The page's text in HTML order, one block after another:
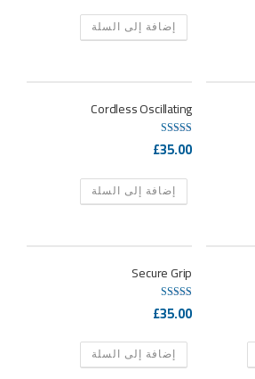
إضافة إلى السلة
Cordless Oscillating
تم التقييم
4.00
£35.00
إضافة إلى السلة
ه
Secure Grip
تم
التقييم
من 5
£35.00
إضافة إلى السلة